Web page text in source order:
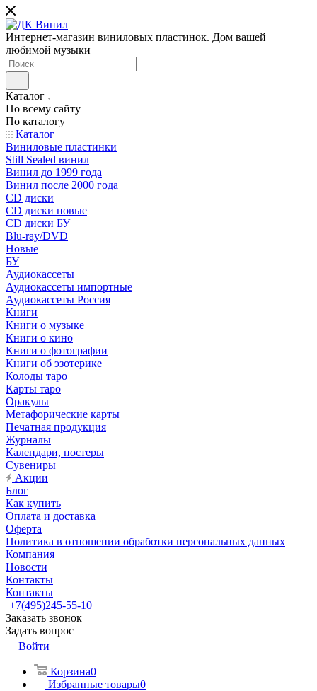
Интернет-магазин виниловых пластинок. Дом вашей
любимой музыки
Каталог
По всему сайту
По каталогу
Каталог
Виниловые пластинки
Still Sealed винил
Винил до 1999 года
Винил после 2000 года
CD диски
CD диски новые
CD диски БУ
Blu-ray/DVD
Новые
БУ
Аудиокассеты
Аудиокассеты импортные
Аудиокассеты Россия
Книги
Книги о музыке
Книги о кино
Книги о фотографии
Книги об эзотерике
Колоды таро
Карты таро
Оракулы
Метафорические карты
Печатная продукция
Журналы
Календари, постеры
Сувениры
Акции
Блог
Как купить
Оплата и доставка
Оферта
Политика в отношении обработки персональных данных
Компания
Новости
Контакты
Контакты
+7(495)245-55-10
Заказать звонок
Задать вопрос
Войти
Корзина0
Избранные товары0